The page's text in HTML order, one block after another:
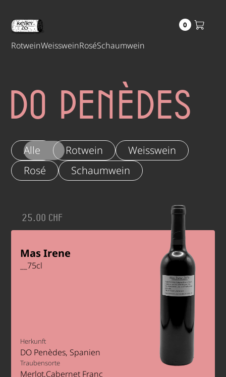
RotweinWeissweinRoséSchaumwein
0
DO Penèdes
Alle Rotwein
Weisswein
Rosé
Schaumwein
25.00 CHF
Mas Irene
75cl
Herkunft
DO Penèdes Spanien
Traubensorte
Merlot Cabernet Franc